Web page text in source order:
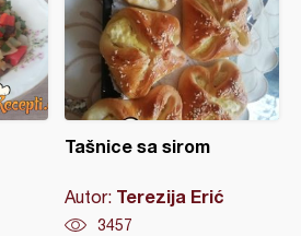
Tašnice sa sirom
Autor: Terezija Erić
3457